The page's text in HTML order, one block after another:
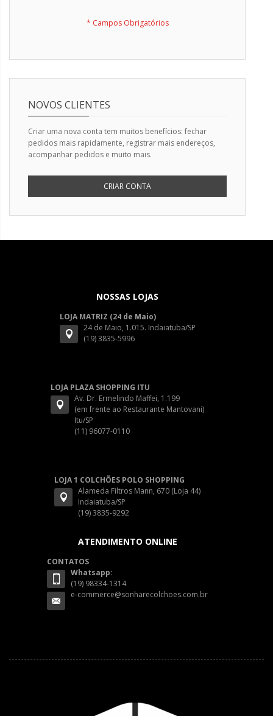
NOVOS CLIENTES
Criar uma nova conta tem muitos benefícios: fechar
pedidos mais rapidamente, registrar mais endereços,
acompanhar pedidos e muito mais.
CRIAR CONTA
NOSSAS LOJAS
LOJA MATRIZ (24 de Maio)
24 de Maio, 1.015. Indaiatuba/SP
(19) 3835-5996
LOJA PLAZA SHOPPING ITU
Av. Dr. Ermelindo Maffei, 1.199
(em frente ao Restaurante Mantovani)
Itu/SP
(11) 96077-0110
LOJA 1 COLCHÕES POLO SHOPPING
Alameda Filtros Mann, 670 (Loja 44)
Indaiatuba/SP
(19) 3835-9292
ATENDIMENTO ONLINE
CONTATOS
Whatsapp:
(19) 98334-1314
e-commerce@sonharecolchoes.com.br